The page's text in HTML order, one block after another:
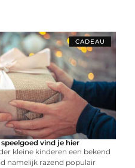
CADEAU
vind je hier
kleine kinderen een bekend
namelijk razend populair